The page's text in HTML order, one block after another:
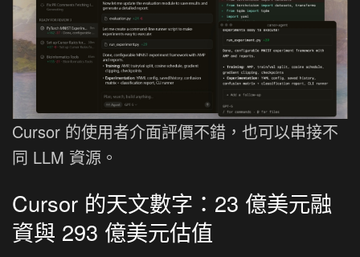
Cursor 的使用者介面評價不錯，也可以串接不
同 LLM 資源。
Cursor 的天文數字：23 億美元融
資與 293 億美元估值